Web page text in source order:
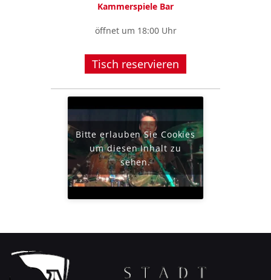
Kammerspiele Bar
öffnet um 18:00 Uhr
Tisch reservieren
Bitte erlauben Sie Cookies
um diesen Inhalt zu
sehen.